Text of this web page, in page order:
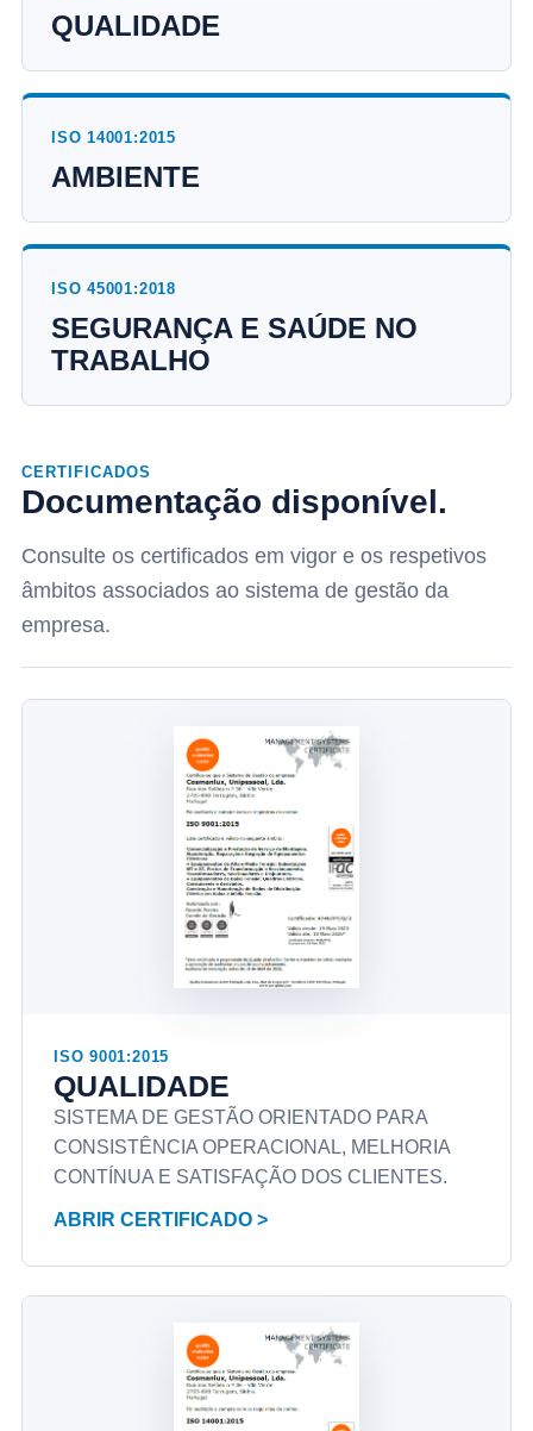
QUALIDADE
ISO 14001:2015
AMBIENTE
ISO 45001:2018
SEGURANÇA E SAÚDE NO
TRABALHO
CERTIFICADOS
Documentação disponível.
Consulte os certificados em vigor e os respetivos
âmbitos associados ao sistema de gestão da
empresa.
ISO 9001:2015
QUALIDADE
SISTEMA DE GESTÃO ORIENTADO PARA
CONSISTÊNCIA OPERACIONAL, MELHORIA
CONTÍNUA E SATISFAÇÃO DOS CLIENTES.
ABRIR CERTIFICADO